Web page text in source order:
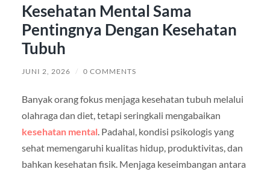
Kesehatan Mental Sama
Pentingnya Dengan Kesehatan
Tubuh
JUNI 2, 2026 / 0 COMMENTS
Banyak orang fokus menjaga kesehatan tubuh melalui
olahraga dan diet, tetapi seringkali mengabaikan
kesehatan mental . Padahal, kondisi psikologis yang
sehat memengaruhi kualitas hidup, produktivitas, dan
bahkan kesehatan fisik. Menjaga keseimbangan antara